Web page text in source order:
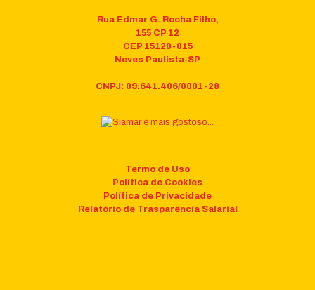
Rua Edmar G. Rocha Filho,
155 CP 12
CEP 15120-015
Neves Paulista-SP
CNPJ: 09.641.406/0001-28
Termo de Uso
Política de Cookies
Política de Privacidade
Relatório de Trasparência Salarial